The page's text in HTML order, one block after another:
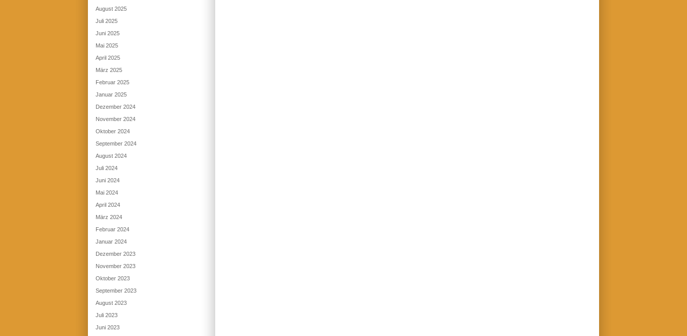
August 2025
Juli 2025
Juni 2025
Mai 2025
April 2025
März 2025
Februar 2025
Januar 2025
Dezember 2024
November 2024
Oktober 2024
September 2024
August 2024
Juli 2024
Juni 2024
Mai 2024
April 2024
März 2024
Februar 2024
Januar 2024
Dezember 2023
November 2023
Oktober 2023
September 2023
August 2023
Juli 2023
Juni 2023